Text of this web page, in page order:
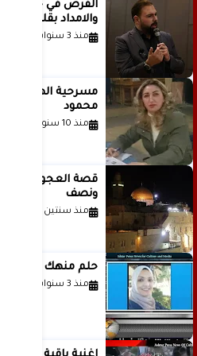
والامداد بقلم د. عبادة دعدوش
منذ 3 سنوات
مسرحية الهمزة
محمود
منذ 10 سنوات
قصة العجول
ونصف
منذ سنتين
حلم منهك للشاعرة رانيا فخري موسى
منذ 3 سنوات